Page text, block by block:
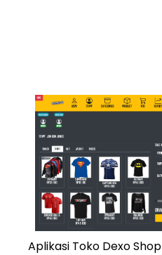
Aplikasi Toko Dexo Shop